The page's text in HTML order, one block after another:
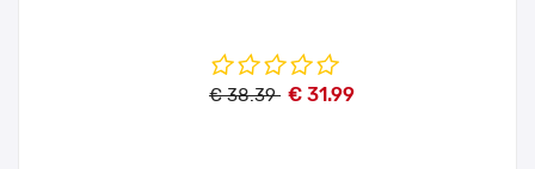
€ 38.39 € 31.99